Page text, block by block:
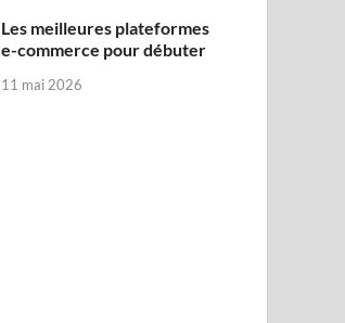
Les meilleures plateformes
e-commerce pour débuter
11 mai 2026